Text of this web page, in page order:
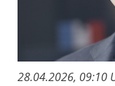
28.04.2026, 09:10